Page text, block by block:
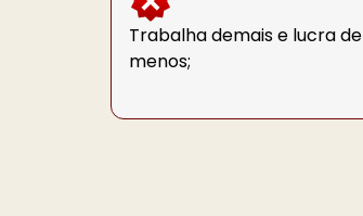
Trabalha demais e lucra de
menos;